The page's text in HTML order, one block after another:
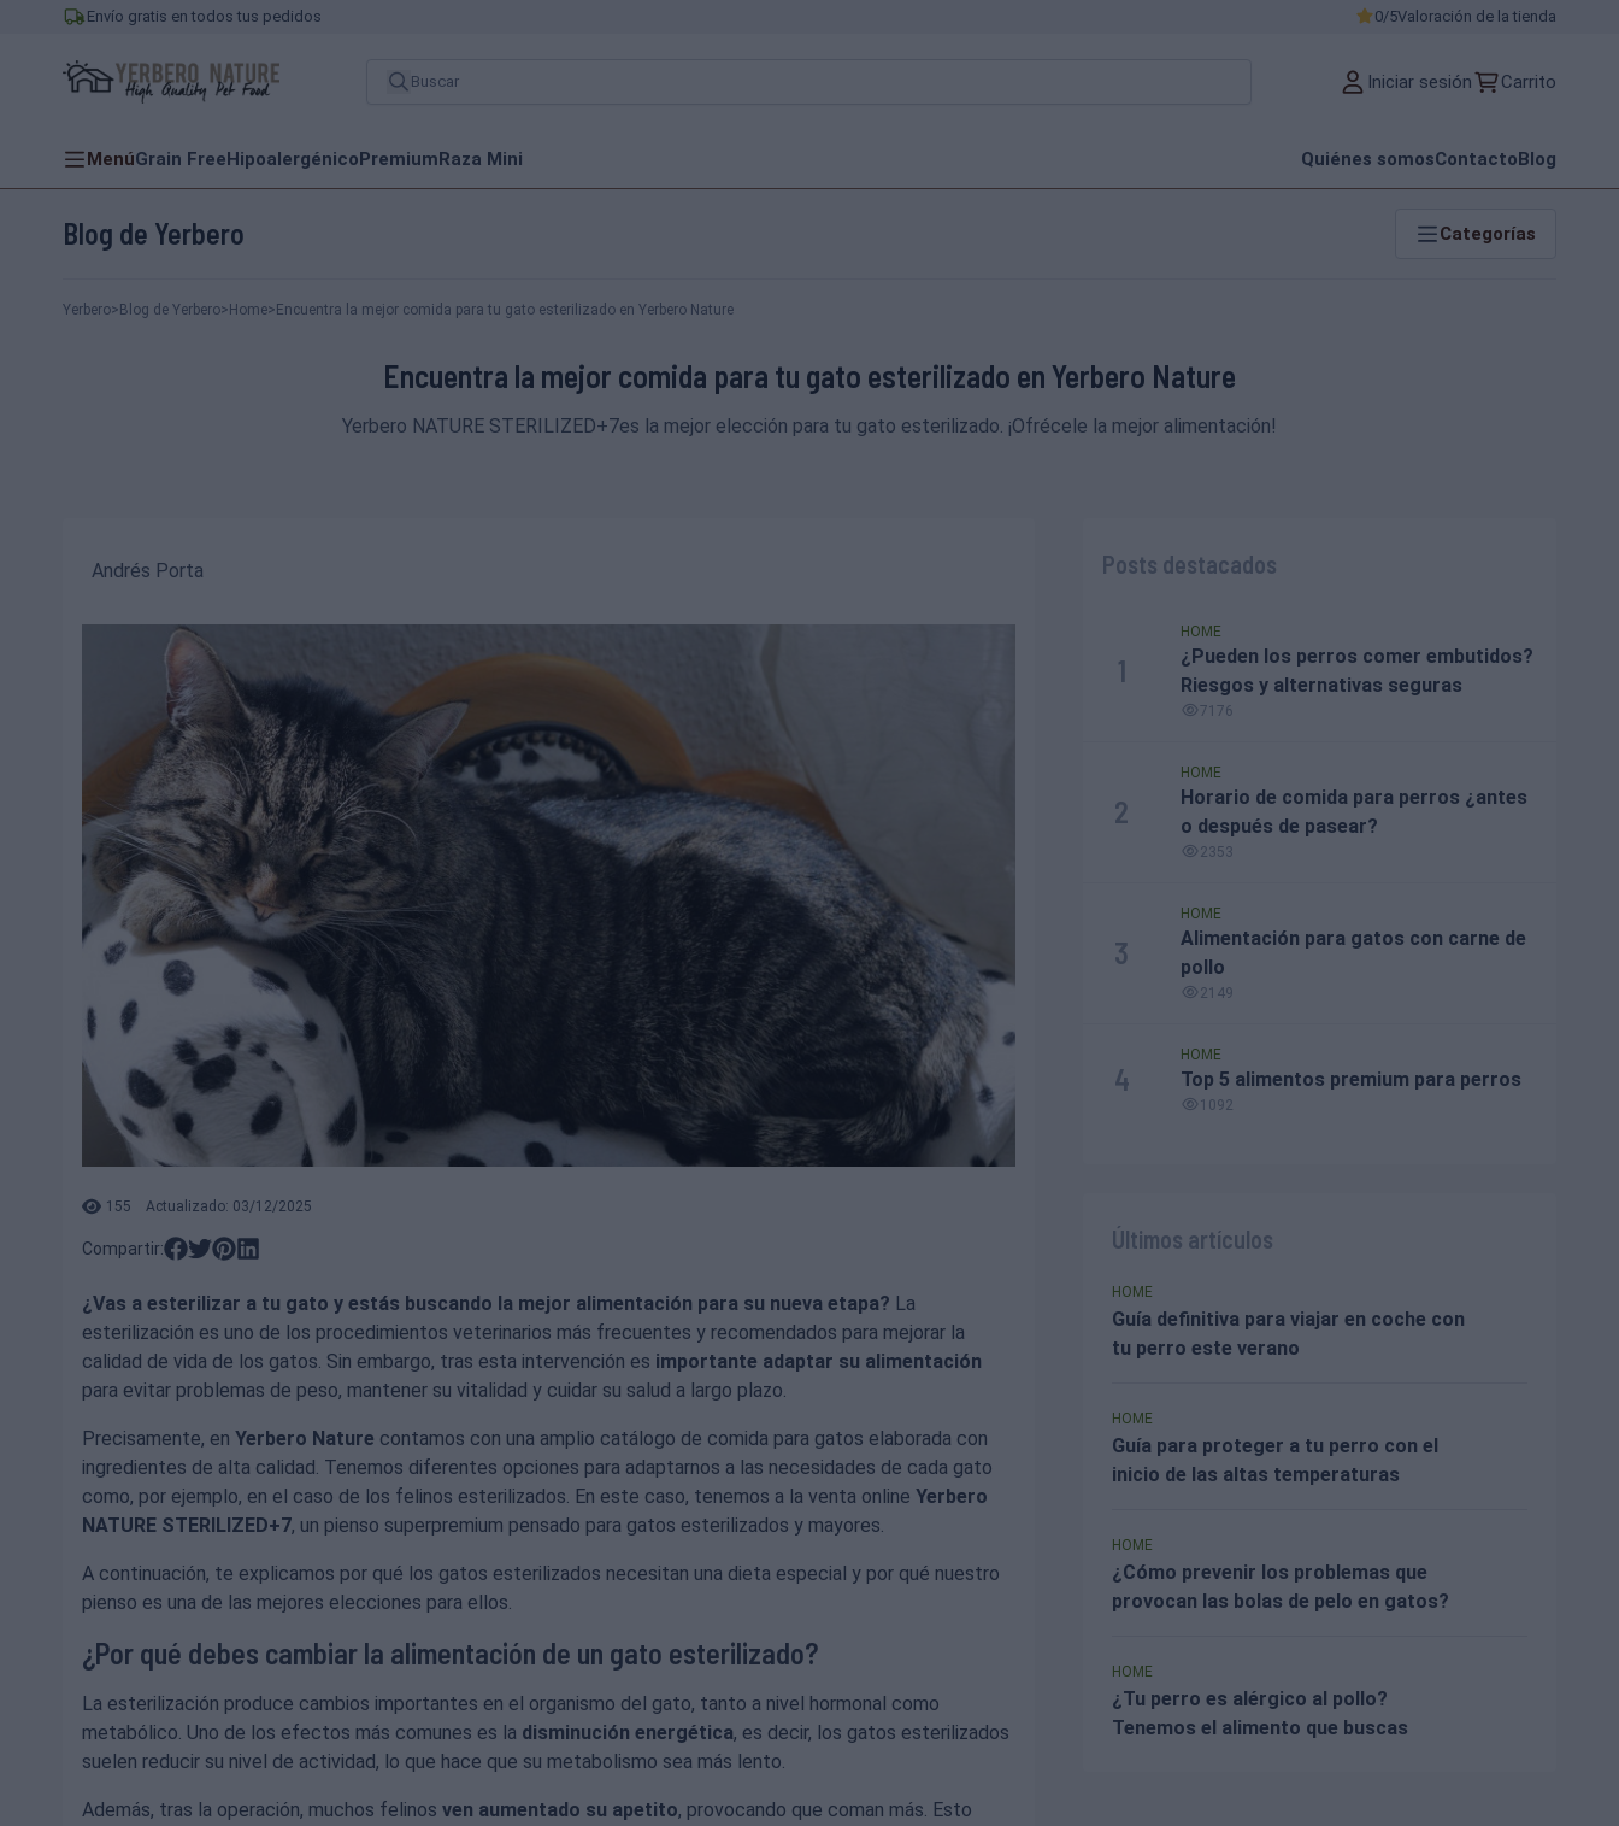
Envío gratis en todos tus pedidos 0/5Valoración de la tienda
Iniciar sesión Carrito
MenúGrain FreeHipoalergénicoPremiumRaza Mini Quiénes somosContactoBlog
Blog de Yerbero Categorías
Yerbero> Blog de Yerbero> Home> Encuentra la mejor comida para tu gato esterilizado en Yerbero Nature
Encuentra la mejor comida para tu gato esterilizado en Yerbero Nature
Yerbero NATURE STERILIZED+7es la mejor elección para tu gato esterilizado. ¡Ofrécele la mejor alimentación!
Andrés Porta
155 Actualizado: 03/12/2025
Compartir:
¿Vas a esterilizar a tu gato y estás buscando la mejor alimentación para su nueva etapa? La
esterilización es uno de los procedimientos veterinarios más frecuentes y recomendados para mejorar la
calidad de vida de los gatos. Sin embargo, tras esta intervención es importante adaptar su alimentación
para evitar problemas de peso, mantener su vitalidad y cuidar su salud a largo plazo.
Precisamente, en Yerbero Nature contamos con una amplio catálogo de comida para gatos elaborada con
ingredientes de alta calidad. Tenemos diferentes opciones para adaptarnos a las necesidades de cada gato
como, por ejemplo, en el caso de los felinos esterilizados. En este caso, tenemos a la venta online Yerbero
NATURE STERILIZED+7, un pienso superpremium pensado para gatos esterilizados y mayores.
A continuación, te explicamos por qué los gatos esterilizados necesitan una dieta especial y por qué nuestro
pienso es una de las mejores elecciones para ellos.
¿Por qué debes cambiar la alimentación de un gato esterilizado?
La esterilización produce cambios importantes en el organismo del gato, tanto a nivel hormonal como
metabólico. Uno de los efectos más comunes es la disminución energética, es decir, los gatos esterilizados
suelen reducir su nivel de actividad, lo que hace que su metabolismo sea más lento.
Además, tras la operación, muchos felinos ven aumentado su apetito, provocando que coman más. Esto
Posts destacados
1
HOME
¿Pueden los perros comer embutidos?
Riesgos y alternativas seguras
7176
2
HOME
Horario de comida para perros ¿antes
o después de pasear?
2353
3
HOME
Alimentación para gatos con carne de
pollo
2149
4
HOME
Top 5 alimentos premium para perros
1092
Últimos artículos
HOME
Guía definitiva para viajar en coche con
tu perro este verano
HOME
Guía para proteger a tu perro con el
inicio de las altas temperaturas
HOME
¿Cómo prevenir los problemas que
provocan las bolas de pelo en gatos?
HOME
¿Tu perro es alérgico al pollo?
Tenemos el alimento que buscas